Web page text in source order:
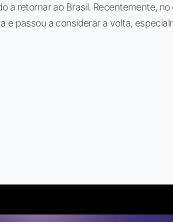
a retornar ao Brasil. Recentemente,
e passou a considerar a volta,